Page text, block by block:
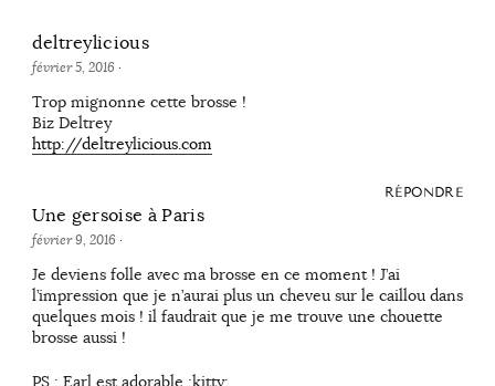
deltreylicious
février 5, 2016 ·
Trop mignonne cette brosse !
Biz Deltrey
http://deltreylicious.com
RÉPONDRE
Une gersoise à Paris
février 9, 2016 ·
Je deviens folle avec ma brosse en ce moment ! J’ai
l’impression que je n’aurai plus un cheveu sur le caillou dans
quelques mois ! il faudrait que je me trouve une chouette
brosse aussi !
PS : Earl est adorable :kitty: